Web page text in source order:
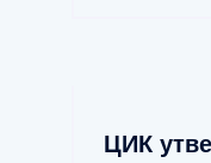
ЦИК